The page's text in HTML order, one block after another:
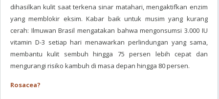
dihasilkan kulit saat terkena sinar matahari, mengaktifkan enzim
yang memblokir eksim. Kabar baik untuk musim yang kurang
cerah: Ilmuwan Brasil mengatakan bahwa mengonsumsi 3.000 IU
vitamin D-3 setiap hari menawarkan perlindungan yang sama,
membantu kulit sembuh hingga 75 persen lebih cepat dan
mengurangi risiko kambuh di masa depan hingga 80 persen.
Rosacea?